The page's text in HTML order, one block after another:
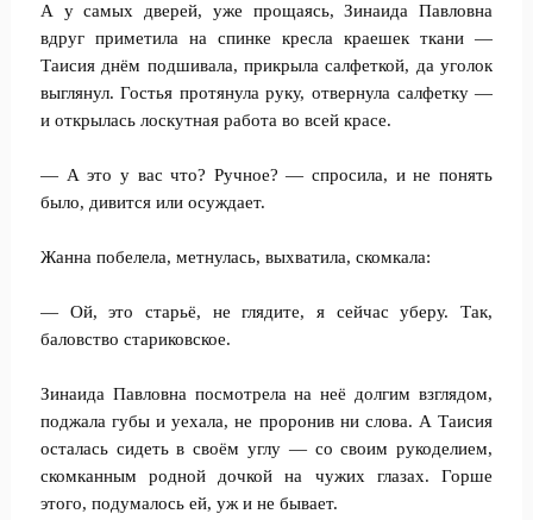
А у самых дверей, уже прощаясь, Зинаида Павловна
вдруг приметила на спинке кресла краешек ткани —
Таисия днём подшивала, прикрыла салфеткой, да уголок
выглянул. Гостья протянула руку, отвернула салфетку —
и открылась лоскутная работа во всей красе.
— А это у вас что? Ручное? — спросила, и не понять
было, дивится или осуждает.
Жанна побелела, метнулась, выхватила, скомкала:
— Ой, это старьё, не глядите, я сейчас уберу. Так,
баловство стариковское.
Зинаида Павловна посмотрела на неё долгим взглядом,
поджала губы и уехала, не проронив ни слова. А Таисия
осталась сидеть в своём углу — со своим рукоделием,
скомканным родной дочкой на чужих глазах. Горше
этого, подумалось ей, уж и не бывает.